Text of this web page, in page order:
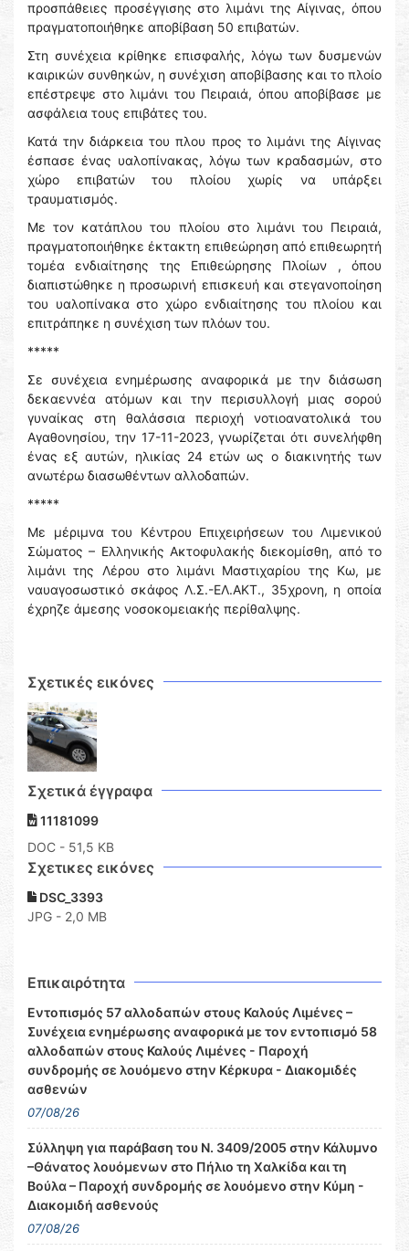
προσπάθειες προσέγγισης στο λιμάνι της Αίγινας, όπου
πραγματοποιήθηκε αποβίβαση 50 επιβατών.
Στη συνέχεια κρίθηκε επισφαλής, λόγω των δυσμενών
καιρικών συνθηκών, η συνέχιση αποβίβασης και το πλοίο
επέστρεψε στο λιμάνι του Πειραιά, όπου αποβίβασε με
ασφάλεια τους επιβάτες του.
Κατά την διάρκεια του πλου προς το λιμάνι της Αίγινας
έσπασε ένας υαλοπίνακας, λόγω των κραδασμών, στο
χώρο επιβατών του πλοίου χωρίς να υπάρξει
τραυματισμός.
Με τον κατάπλου του πλοίου στο λιμάνι του Πειραιά,
πραγματοποιήθηκε έκτακτη επιθεώρηση από επιθεωρητή
τομέα ενδιαίτησης της Επιθεώρησης Πλοίων , όπου
διαπιστώθηκε η προσωρινή επισκευή και στεγανοποίηση
του υαλοπίνακα στο χώρο ενδιαίτησης του πλοίου και
επιτράπηκε η συνέχιση των πλόων του.
*****
Σε συνέχεια ενημέρωσης αναφορικά με την διάσωση
δεκαεννέα ατόμων και την περισυλλογή μιας σορού
γυναίκας στη θαλάσσια περιοχή νοτιοανατολικά του
Αγαθονησίου, την 17-11-2023, γνωρίζεται ότι συνελήφθη
ένας εξ αυτών, ηλικίας 24 ετών ως ο διακινητής των
ανωτέρω διασωθέντων αλλοδαπών.
*****
Με μέριμνα του Κέντρου Επιχειρήσεων του Λιμενικού
Σώματος – Ελληνικής Ακτοφυλακής διεκομίσθη, από το
λιμάνι της Λέρου στο λιμάνι Μαστιχαρίου της Κω, με
ναυαγοσωστικό σκάφος Λ.Σ.-ΕΛ.ΑΚΤ., 35χρονη, η οποία
έχρηζε άμεσης νοσοκομειακής περίθαλψης.
Σχετικές εικόνες
Σχετικά έγγραφα
11181099
DOC - 51,5 KB
Σχετικες εικόνες
DSC_3393
JPG - 2,0 MB
Επικαιρότητα
Εντοπισμός 57 αλλοδαπών στους Καλούς Λιμένες –
Συνέχεια ενημέρωσης αναφορικά με τον εντοπισμό 58
αλλοδαπών στους Καλούς Λιμένες - Παροχή
συνδρομής σε λουόμενο στην Κέρκυρα - Διακομιδές
ασθενών
07/08/26
Σύλληψη για παράβαση του Ν. 3409/2005 στην Κάλυμνο
–Θάνατος λουόμενων στο Πήλιο τη Χαλκίδα και τη
Βούλα – Παροχή συνδρομής σε λουόμενο στην Κύμη -
Διακομιδή ασθενούς
07/08/26